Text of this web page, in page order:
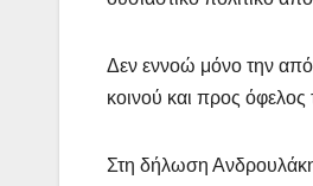
Δεν εννοώ μόνο την
κοινού και προς
Στη δήλωση Ανδρουλάκη